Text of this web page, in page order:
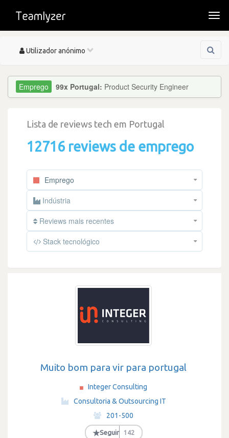
Toggle
Utilizador anónimo
99x Portugal: Product Security Engineer
Lista de reviews tech em Portugal
12716 reviews de emprego
Emprego
Indústria
Reviews mais recentes
Stack tecnológico
Muito bom para vir para portugal
Integer Consulting
·
Consultoria & Outsourcing IT
·
201-500
·
★Seguir 142